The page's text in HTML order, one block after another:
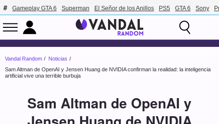
Gameplay GTA 6 Superman El Señor de los Anillos PS5 GTA 6 Sony
Vandal Random
Noticias
Sam Altman de OpenAI y Jensen Huang de NVIDIA confirman la realidad: la inteligencia
artificial vive una terrible burbuja
Sam Altman de OpenAI y